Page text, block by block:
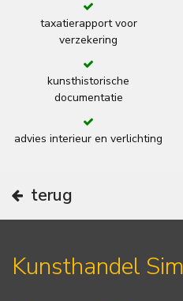
taxatierapport voor
verzekering
kunsthistorische
documentatie
advies interieur en verlichting
terug
Kunsthandel